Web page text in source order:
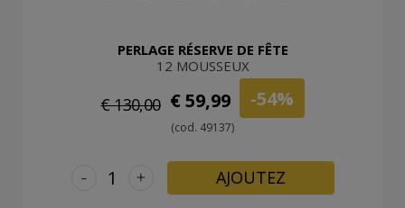
PERLAGE RÉSERVE DE FÊTE
12 MOUSSEUX
€ 130,00 € 59,99 -54%
(cod. 49137)
+
- AJOUTEZ